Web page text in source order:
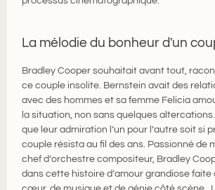
La mélodie du bonheur d'un
Bradley Cooper souhaitait avant tout,
ce couple insolite. Bernstein avait des
avec des hommes et sa femme Felicia
la situation, non sans quelques
que leur admiration l’un pour l’autre soit si
couple résista au fil des ans. Passionné de
chef d’orchestre compositeur, Bradley
dans cette histoire d’amour grandiose faite